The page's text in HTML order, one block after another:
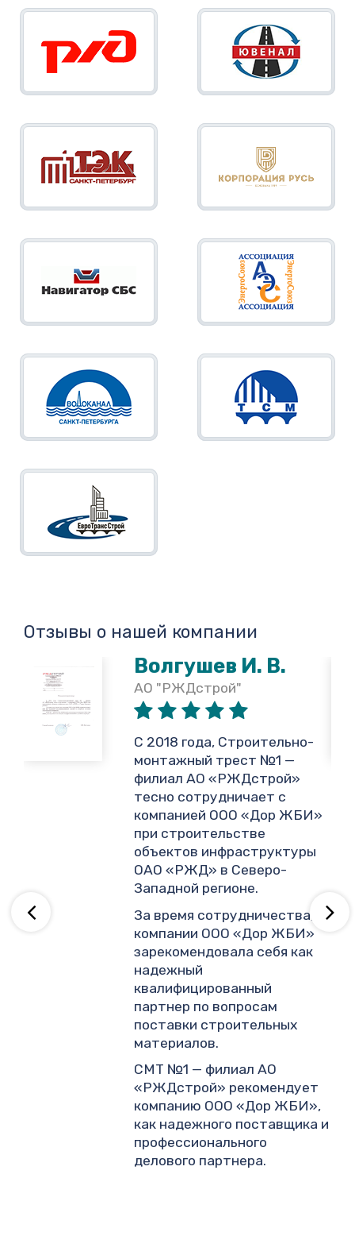
Отзывы о нашей компании
Волгушев И. В.
АО "РЖДстрой"
С 2018 года, Строительно-
монтажный трест №1 —
филиал АО «РЖДстрой»
тесно сотрудничает с
компанией ООО «Дор ЖБИ»
при строительстве
объектов инфраструктуры
ОАО «РЖД» в Северо-
Западной регионе.
За время сотрудничества,
компании ООО «Дор ЖБИ»
зарекомендовала себя как
надежный
квалифицированный
партнер по вопросам
поставки строительных
материалов.
СМТ №1 — филиал АО
«РЖДстрой» рекомендует
компанию ООО «Дор ЖБИ»,
как надежного поставщика и
профессионального
делового партнера.